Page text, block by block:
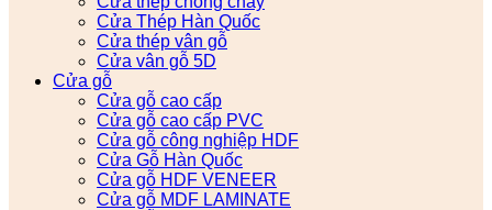
Cửa Thép Hàn Quốc
Cửa thép vân gỗ
Cửa vân gỗ 5D
Cửa gỗ
Cửa gỗ cao cấp
Cửa gỗ cao cấp PVC
Cửa gỗ công nghiệp HDF
Cửa Gỗ Hàn Quốc
Cửa gỗ HDF VENEER
Cửa gỗ MDF LAMINATE